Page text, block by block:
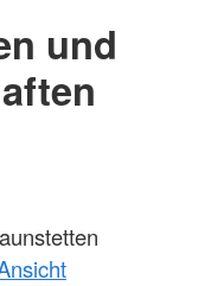
und